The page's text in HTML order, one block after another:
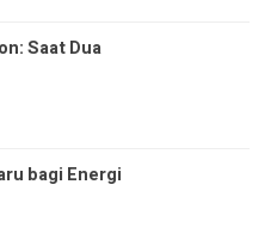
Saat Dua
bagi Energi